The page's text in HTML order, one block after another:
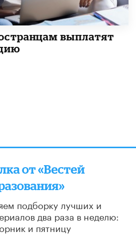
выплатят
от «Вестей
подборку лучших и
два раза в неделю:
и пятницу